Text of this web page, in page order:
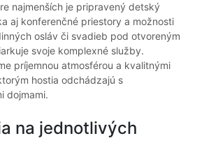
najmenších je pripravený detský
aj konferenčné priestory a možnosti
osláv či svadieb pod otvoreným
svoje komplexné služby.
príjemnou atmosférou a kvalitnými
hostia odchádzajú s
dojmami.
na jednotlivých